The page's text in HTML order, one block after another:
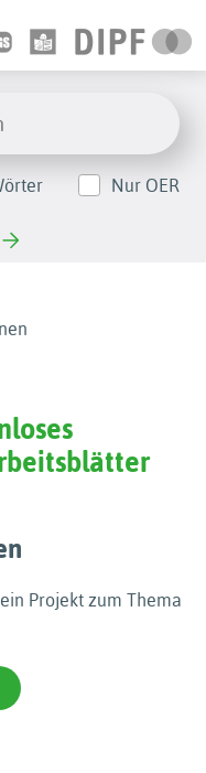
Nur OER
Projekt zum Thema